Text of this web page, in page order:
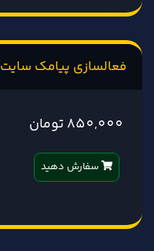
فعالسازی پیامک سایت
850,000 تومان
سفارش دهید